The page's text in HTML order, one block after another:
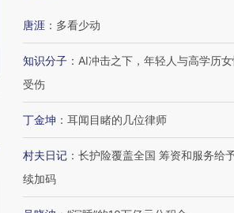
唐涯 ： 多看少动
知识分子 ： AI冲击之下，年轻人与高学历
受伤
丁金坤 ： 耳闻目睹的几位律师
村夫日记 ： 长护险覆盖全国 筹资和服务给
续加码